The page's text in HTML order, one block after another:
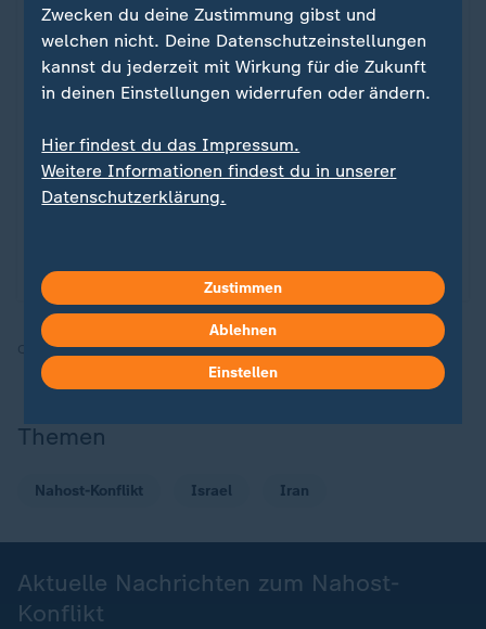
Friedensplan für Gazastreifen
Nahost-Konflikt
Seit dem 10. Oktober herrscht eine Waffenruhe
Feuerpause scheint fragil. Die News im Blog.
Liveblog
Quelle:ZDF
Themen
Nahost-Konflikt Israel Iran
Aktuelle Nachrichten zum Nahost-
Konflikt
Zwecken du deine Zustimmung gibst und
welchen nicht. Deine Datenschutzeinstellungen
kannst du jederzeit mit Wirkung für die Zukunft
in deinen Einstellungen widerrufen oder ändern.
Hier findest du das Impressum.
Weitere Informationen findest du in unserer
Datenschutzerklärung.
Zustimmen
Ablehnen
Einstellen